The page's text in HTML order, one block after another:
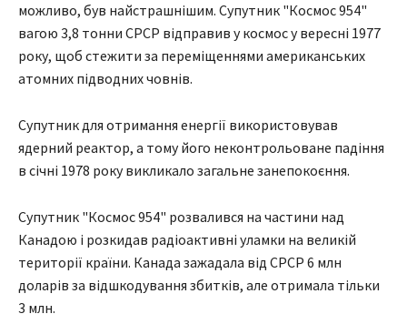
можливо, був найстрашнішим. Супутник "Космос 954"
вагою 3,8 тонни СРСР відправив у космос у вересні 1977
року, щоб стежити за переміщеннями американських
атомних підводних човнів.
Супутник для отримання енергії використовував
ядерний реактор, а тому його неконтрольоване падіння
в січні 1978 року викликало загальне занепокоєння.
Супутник "Космос 954" розвалився на частини над
Канадою і розкидав радіоактивні уламки на великій
території країни. Канада зажадала від СРСР 6 млн
доларів за відшкодування збитків, але отримала тільки
3 млн.